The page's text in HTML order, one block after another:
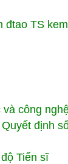
đtao TS
công
định
Tiến sĩ